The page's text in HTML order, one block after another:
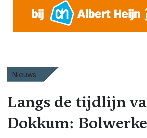
Nieuws
Langs de tijdlijn
Dokkum: